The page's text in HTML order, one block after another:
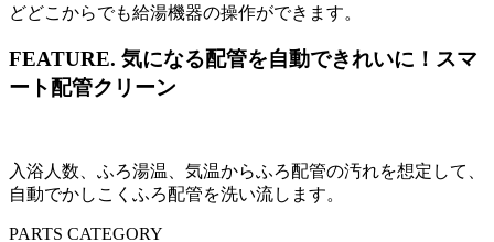
どどこからでも給湯機器の操作ができます。
FEATURE. 気になる配管を自動できれいに！スマ
ート配管クリーン
入浴人数、ふろ湯温、気温からふろ配管の汚れを想定して、
自動でかしこくふろ配管を洗い流します。
PARTS CATEGORY